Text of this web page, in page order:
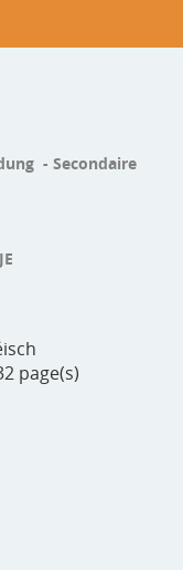
- Secondaire
page(s)